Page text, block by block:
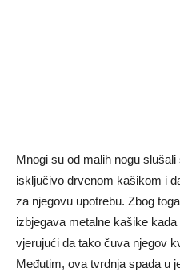
Mnogi su od malih nogu
isključivo drvenom kašikom i
za njegovu upotrebu. Zbog
izbjegava metalne kašike
vjerujući da tako čuva njegov
Međutim, ova tvrdnja spada u